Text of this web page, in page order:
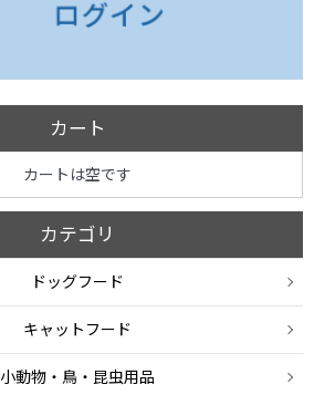
カート
カートは空です
カテゴリ
ドッグフード
キャットフード
小動物・鳥・昆虫用品